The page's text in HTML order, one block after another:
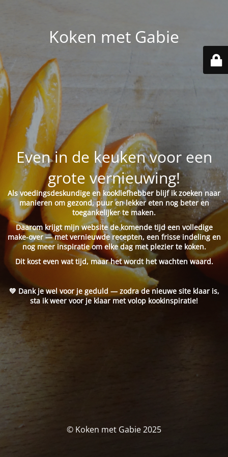
Koken met Gabie
Even in de keuken voor een
grote vernieuwing!
Als voedingsdeskundige en kookliefhebber blijf ik zoeken naar
manieren om gezond, puur en lekker eten nog beter en
toegankelijker te maken.
Daarom krijgt mijn website de komende tijd een volledige
make-over — met vernieuwde recepten, een frisse indeling en
nog meer inspiratie om elke dag met plezier te koken.
Dit kost even wat tijd, maar het wordt het wachten waard.
💚 Dank je wel voor je geduld — zodra de nieuwe site klaar is,
sta ik weer voor je klaar met volop kookinspiratie!
© Koken met Gabie 2025